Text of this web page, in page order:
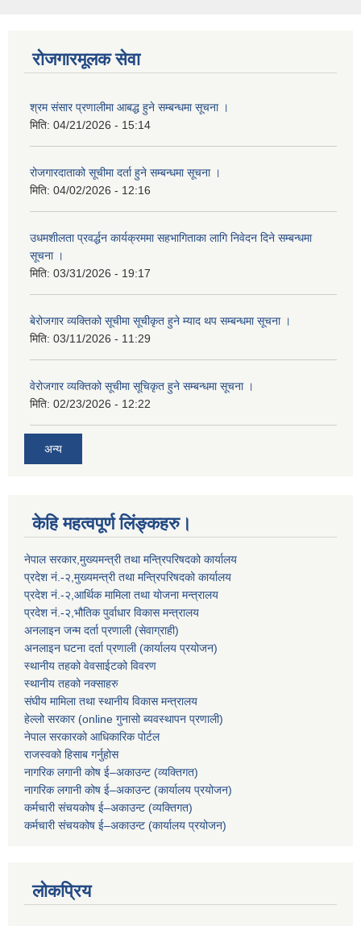
रोजगारमूलक सेवा
श्रम संसार प्रणालीमा आबद्ध हुने सम्बन्धमा सूचना ।
मिति: 04/21/2026 - 15:14
रोजगारदाताको सूचीमा दर्ता हुने सम्बन्धमा सूचना ।
मिति: 04/02/2026 - 12:16
उधमशीलता प्रवर्द्धन कार्यक्रममा सहभागिताका लागि निवेदन दिने सम्बन्धमा
सूचना ।
मिति: 03/31/2026 - 19:17
बेरोजगार व्यक्तिको सूचीमा सूचीकृत हुने म्याद थप सम्बन्धमा सूचना ।
मिति: 03/11/2026 - 11:29
वेरोजगार व्यक्तिको सूचीमा सूचिकृत हुने सम्बन्धमा सूचना ।
मिति: 02/23/2026 - 12:22
अन्य
केहि महत्वपूर्ण लिंङ्कहरु।
नेपाल सरकार,मुख्यमन्त्री तथा मन्त्रिपरिषदको कार्यालय
प्रदेश नं.-२,मुख्यमन्त्री तथा मन्त्रिपरिषदको कार्यालय
प्रदेश नं.-२,आर्थिक मामिला तथा योजना मन्त्रालय
प्रदेश नं.-२,भौतिक पुर्वाधार विकास मन्त्रालय
अनलाइन जन्म दर्ता प्रणाली (सेवाग्राही)
अनलाइन घटना दर्ता प्रणाली (कार्यालय प्रयोजन)
स्थानीय तहको वेवसाईटको विवरण
स्थानीय तहको नक्साहरु
संघीय मामिला तथा स्थानीय विकास मन्त्रालय
हेल्लो सरकार (online गुनासो ब्यवस्थापन प्रणाली)
नेपाल सरकारको आधिकारिक पोर्टल
राजस्वको हिसाब गर्नुहोस
नागरिक लगानी कोष ई–अकाउन्ट (व्यक्तिगत)
नागरिक लगानी कोष ई–अकाउन्ट (कार्यालय प्रयोजन)
कर्मचारी संचयकोष ई–अकाउन्ट (व्यक्तिगत)
कर्मचारी संचयकोष ई–अकाउन्ट (कार्यालय प्रयोजन)
लोकप्रिय